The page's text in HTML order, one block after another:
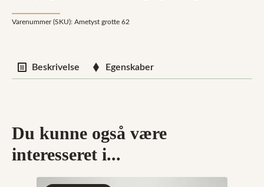
Varenummer (SKU): Ametyst grotte 62
Beskrivelse Egenskaber
Du kunne også være
interesseret i...